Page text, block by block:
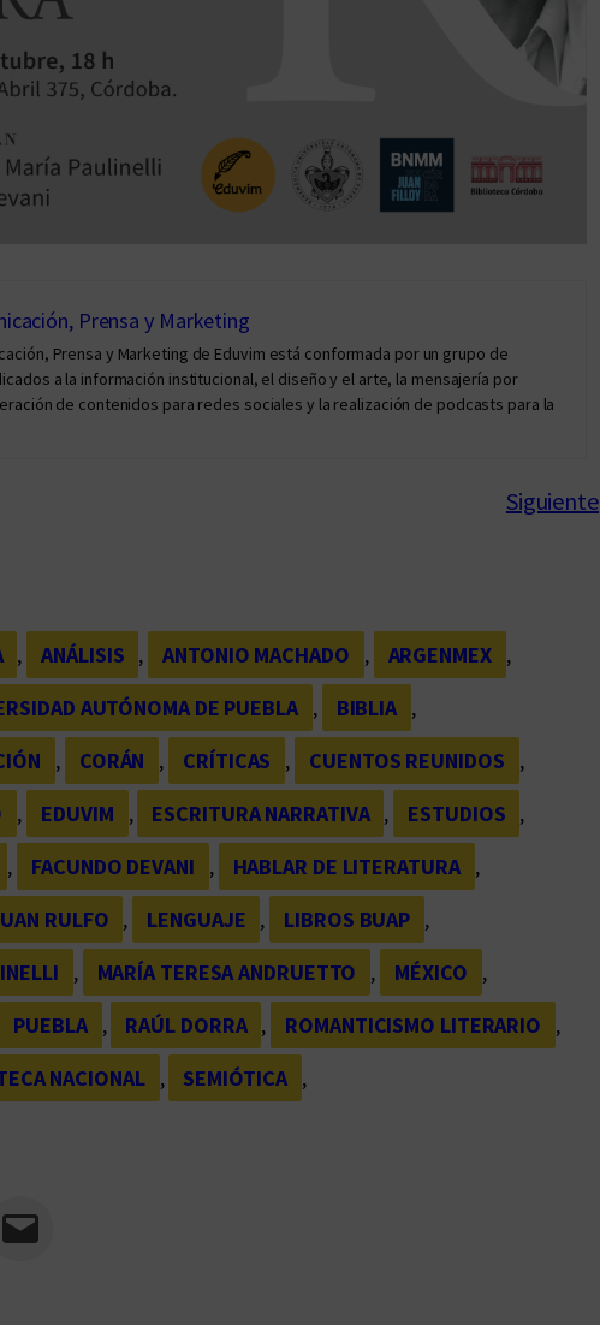
Prensa y Marketing
Prensa y Marketing de Eduvim está conformada por un grupo de
a la información institucional, el diseño y el arte, la mensajería por
de contenidos para redes sociales y la realización de podcasts para la
Siguiente
, ANÁLISIS , ANTONIO MACHADO , ARGENMEX ,
AUTÓNOMA DE PUEBLA , BIBLIA ,
, CORÁN , CRÍTICAS , CUENTOS REUNIDOS
,
, EDUVIM , ESCRITURA NARRATIVA , ESTUDIOS ,
, FACUNDO DEVANI , HABLAR DE LITERATURA ,
RULFO , LENGUAJE , LIBROS BUAP ,
, MARÍA TERESA ANDRUETTO , MÉXICO
,
PUEBLA , RAÚL DORRA , ROMANTICISMO LITERARIO
,
NACIONAL , SEMIÓTICA ,
Compartir vía Email